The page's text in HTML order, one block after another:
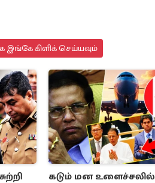
இங்கே கிளிக் செய்யவும்
கடும் மன உளைச்சலில்